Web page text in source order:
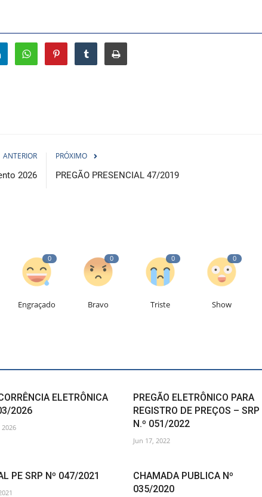
ANTERIOR
2026
PRÓXIMO
PREGÃO PRESENCIAL 47/2019
0
Engraçado
0
Bravo
0
Triste
0
Show
ELETRÔNICA
2026
2026
PREGÃO ELETRÔNICO PARA
REGISTRO DE PREÇOS – SRP
N.º 051/2022
Jun 17, 2022
PE SRP Nº 047/2021
CHAMADA PUBLICA Nº
035/2020